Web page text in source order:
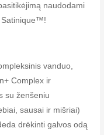
naudodami
Satinique™!
vanduo,
Complex ir
su ženšeniu
sausai ir mišriai)
drėkinti galvos odą